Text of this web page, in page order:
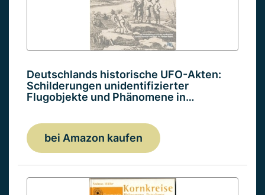
Deutschlands historische UFO-Akten:
Schilderungen unidentifizierter
Flugobjekte und Phänomene in…
bei Amazon kaufen